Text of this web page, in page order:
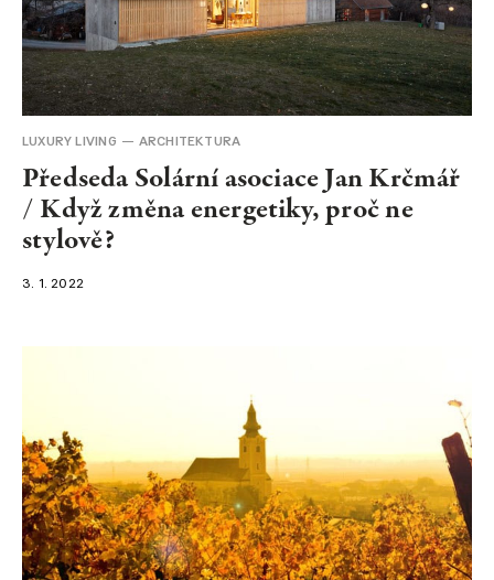
NEWSLETTER
LUXURY LIVING ARCHITEKTURA
Předseda Solární asociace Jan Krčmář
/ Když změna energetiky, proč ne
stylově?
3. 1. 2022